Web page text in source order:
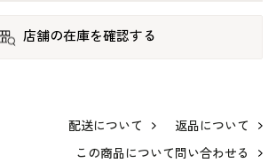
店舗の在庫を確認する
配送について
返品について
この商品について問い合わせる